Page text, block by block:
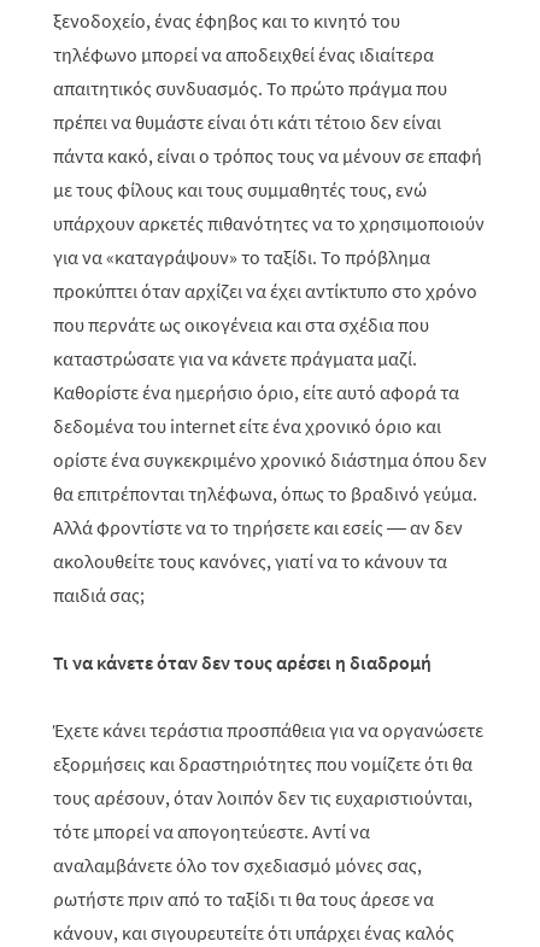
ξενοδοχείο, ένας έφηβος και το κινητό του
τηλέφωνο μπορεί να αποδειχθεί ένας ιδιαίτερα
απαιτητικός συνδυασμός. Το πρώτο πράγμα που
πρέπει να θυμάστε είναι ότι κάτι τέτοιο δεν είναι
πάντα κακό, είναι ο τρόπος τους να μένουν σε επαφή
με τους φίλους και τους συμμαθητές τους, ενώ
υπάρχουν αρκετές πιθανότητες να το χρησιμοποιούν
για να «καταγράψουν» το ταξίδι. Το πρόβλημα
προκύπτει όταν αρχίζει να έχει αντίκτυπο στο χρόνο
που περνάτε ως οικογένεια και στα σχέδια που
καταστρώσατε για να κάνετε πράγματα μαζί.
Καθορίστε ένα ημερήσιο όριο, είτε αυτό αφορά τα
δεδομένα του internet είτε ένα χρονικό όριο και
ορίστε ένα συγκεκριμένο χρονικό διάστημα όπου δεν
θα επιτρέπονται τηλέφωνα, όπως το βραδινό γεύμα.
Αλλά φροντίστε να το τηρήσετε και εσείς — αν δεν
ακολουθείτε τους κανόνες, γιατί να το κάνουν τα
παιδιά σας;
Τι να κάνετε όταν δεν τους αρέσει η διαδρομή
Έχετε κάνει τεράστια προσπάθεια για να οργανώσετε
εξορμήσεις και δραστηριότητες που νομίζετε ότι θα
τους αρέσουν, όταν λοιπόν δεν τις ευχαριστιούνται,
τότε μπορεί να απογοητεύεστε. Αντί να
αναλαμβάνετε όλο τον σχεδιασμό μόνες σας,
ρωτήστε πριν από το ταξίδι τι θα τους άρεσε να
κάνουν, και σιγουρευτείτε ότι υπάρχει ένας καλός